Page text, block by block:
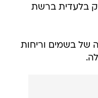
בלעדית ברשת
של בשמים וריחות